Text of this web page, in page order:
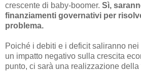
crescente di baby-boomer. Sì,
finanziamenti governativi per
problema.
Poiché i debiti e i deficit saliranno
un impatto negativo sulla crescita
punto, ci sarà una realizzazione della